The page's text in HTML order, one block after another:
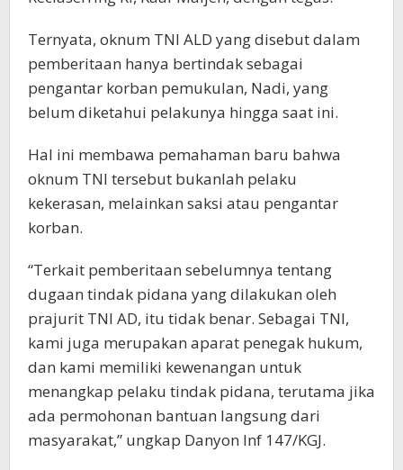
Ternyata, oknum TNI ALD yang disebut dalam
pemberitaan hanya bertindak sebagai
pengantar korban pemukulan, Nadi, yang
belum diketahui pelakunya hingga saat ini.
Hal ini membawa pemahaman baru bahwa
oknum TNI tersebut bukanlah pelaku
kekerasan, melainkan saksi atau pengantar
korban.
“Terkait pemberitaan sebelumnya tentang
dugaan tindak pidana yang dilakukan oleh
prajurit TNI AD, itu tidak benar. Sebagai TNI,
kami juga merupakan aparat penegak hukum,
dan kami memiliki kewenangan untuk
menangkap pelaku tindak pidana, terutama jika
ada permohonan bantuan langsung dari
masyarakat,” ungkap Danyon Inf 147/KGJ.